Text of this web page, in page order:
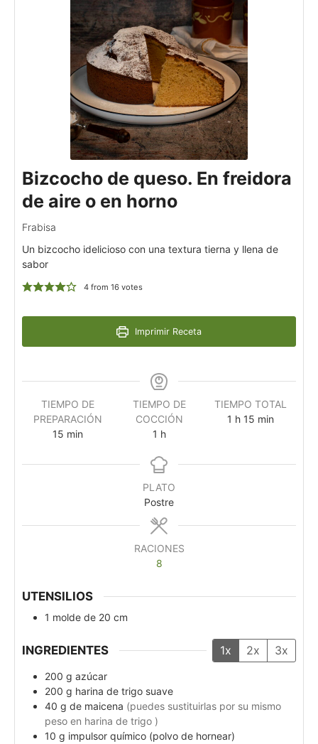
Bizcocho de queso. En freidora
de aire o en horno
Frabisa
Un bizcocho idelicioso con una textura tierna y llena de
sabor
4from 16votes
Imprimir Receta
TIEMPO DE
PREPARACIÓN
15 min
TIEMPO DE
COCCIÓN
1 h
TIEMPO TOTAL
1 h 15 min
PLATO
Postre
RACIONES
8
UTENSILIOS
1 molde de 20 cm
INGREDIENTES 1x 2x 3x
200 g azúcar
200 g harina de trigo suave
40 g de maicena (puedes sustituirlas por su mismo
peso en harina de trigo )
10 g impulsor químico (polvo de hornear)